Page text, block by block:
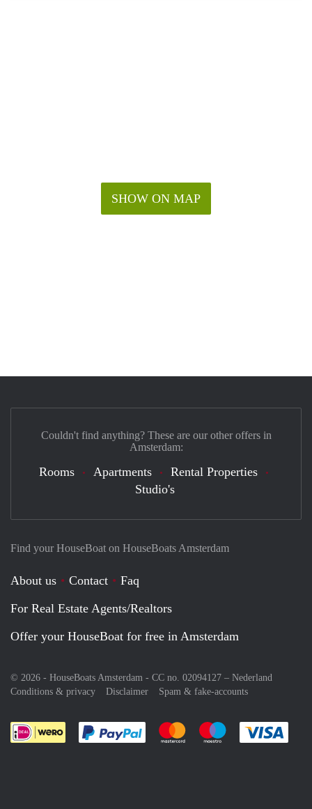
SHOW ON MAP
Find your HouseBoat on HouseBoats Amsterdam
About us Contact
Faq
For Real Estate Agents/Realtors
Offer your HouseBoat for free in Amsterdam
© 2026 - HouseBoats Amsterdam - CC no. 02094127 – Nederland
Conditions & privacy
Disclaimer Spam & fake-accounts
Pay easily with :payment method
Pay easily with :payment
Pay easily with
Couldn't find anything? These are our other offers in
Amsterdam:
Rooms Apartments
Rental Properties
Studio's